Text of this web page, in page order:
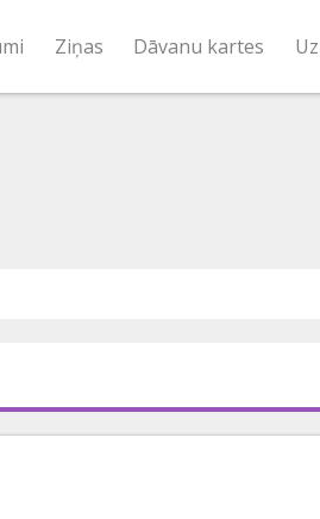
Ziņas Dāvanu kartes